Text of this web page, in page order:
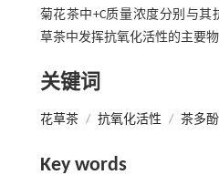
菊花茶中+C质量浓度分别与
草茶中发挥抗氧化活性的主要
关键词
花草茶 / 抗氧化活性 / 茶多酚
Key words